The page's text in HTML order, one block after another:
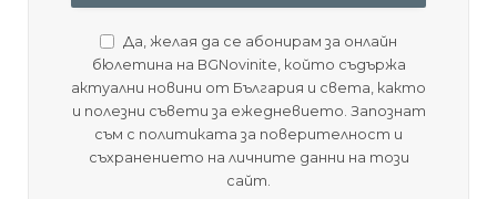
Да, желая да се абонирам за онлайн
бюлетина на BGNovinite, който съдържа
актуални новини от България и света, както
и полезни съвети за ежедневието. Запознат
съм с политиката за поверителност и
съхранението на личните данни на този
сайт.